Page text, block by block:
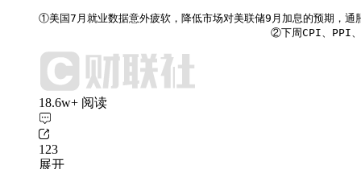
①美国7月就业数据意外疲软，降低市场对美联储9月加息的预期，通
②下周CPI、PPI、零
18.6w+ 阅读
123
展开